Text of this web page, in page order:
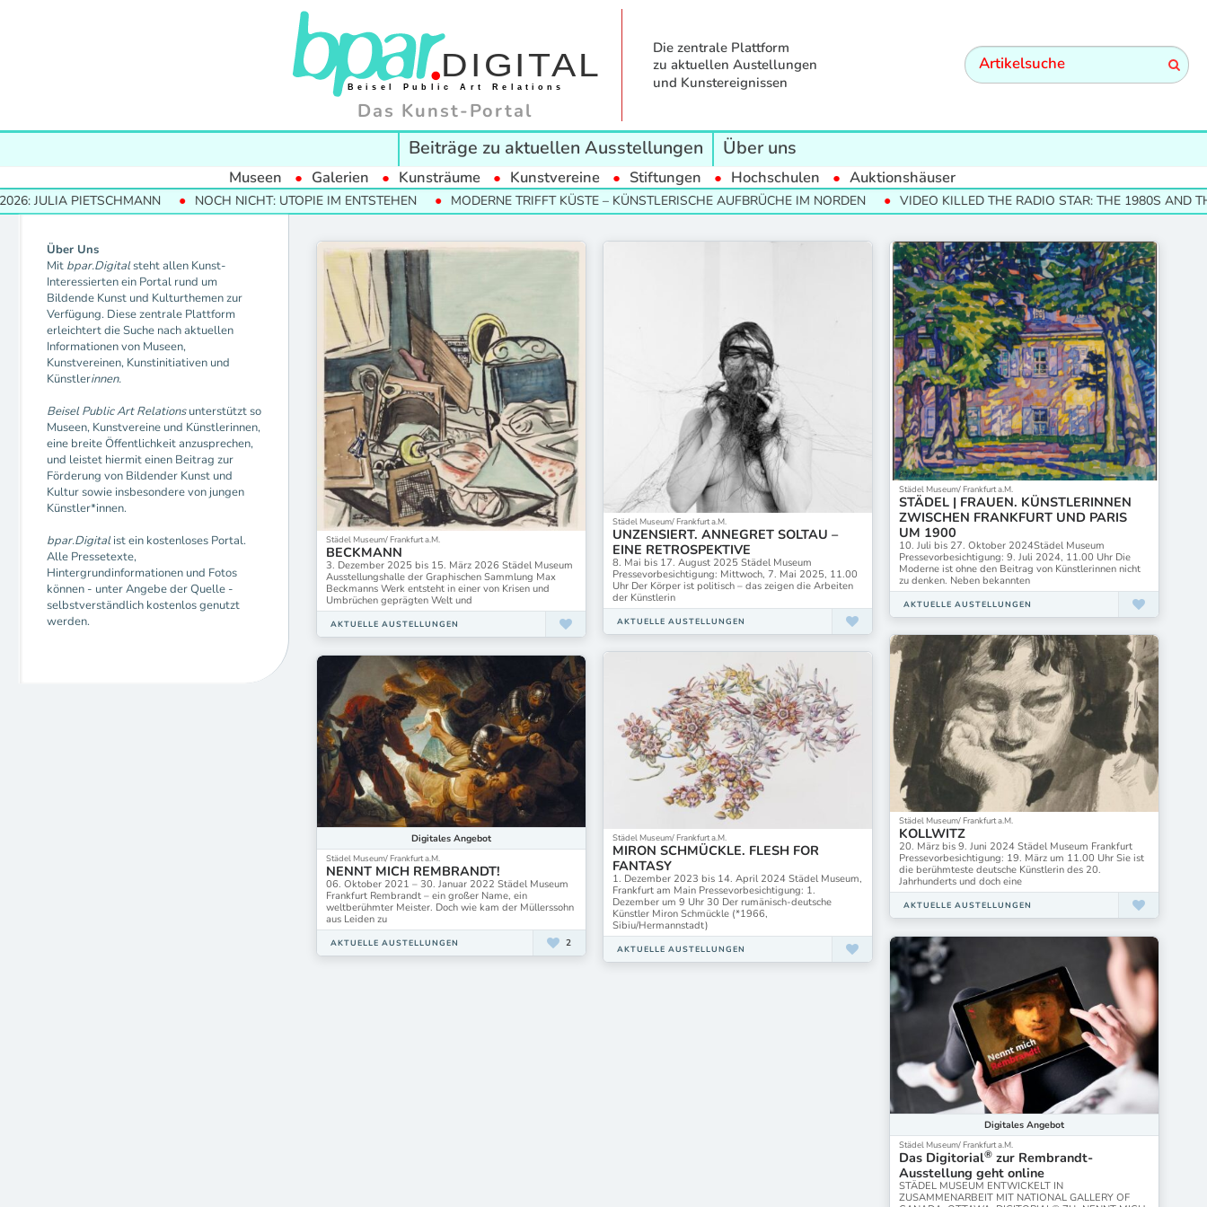
Das Kunst-Portal
Die zentrale Plattform
zu aktuellen Austellungen
und Kunstereignissen
Beiträge zu aktuellen Ausstellungen Über uns
Museen Galerien Kunsträume Kunstvereine Stiftungen Hochschulen Auktionshäuser
PIETSCHMANN NOCH NICHT: UTOPIE IM ENTSTEHEN MODERNE TRIFFT KÜSTE – KÜNSTLERISCHE AUFBRÜCHE IM NORDEN VIDEO KILLED THE RADIO STAR: THE 1980S AND THEIR
Über Uns
Mit bpar.Digitalsteht allen Kunst-
Interessierten ein Portal rund um
Bildende Kunst und Kulturthemen zur
Verfügung. Diese zentrale Plattform
erleichtert die Suche nach aktuellen
Informationen von Museen,
Kunstvereinen, Kunstinitiativen und
Künstlerinnen.
Beisel Public Art Relationsunterstützt so
Museen, Kunstvereine und Künstlerinnen,
eine breite Öffentlichkeit anzusprechen,
und leistet hiermit einen Beitrag zur
Förderung von Bildender Kunst und
Kultur sowie insbesondere von jungen
Künstler*innen.
bpar.Digitalist ein kostenloses Portal.
Alle Pressetexte,
Hintergrundinformationen und Fotos
können - unter Angebe der Quelle -
selbstverständlich kostenlos genutzt
werden.
Städel Museum/ Frankfurt a.M.
BECKMANN
3. Dezember 2025 bis 15. März 2026 Städel Museum
Ausstellungshalle der Graphischen Sammlung Max
Beckmanns Werk entsteht in einer von Krisen und
Umbrüchen geprägten Welt und
AKTUELLE AUSTELLUNGEN
Städel Museum/ Frankfurt a.M.
UNZENSIERT. ANNEGRET SOLTAU –
EINE RETROSPEKTIVE
8. Mai bis 17. August 2025 Städel Museum
Pressevorbesichtigung: Mittwoch, 7. Mai 2025, 11.00
Uhr Der Körper ist politisch – das zeigen die Arbeiten
der Künstlerin
AKTUELLE AUSTELLUNGEN
Städel Museum/ Frankfurt a.M.
STÄDEL | FRAUEN. KÜNSTLERINNEN
ZWISCHEN FRANKFURT UND PARIS
UM 1900
10. Juli bis 27. Oktober 2024Städel Museum
Pressevorbesichtigung: 9. Juli 2024, 11.00 Uhr Die
Moderne ist ohne den Beitrag von Künstlerinnen nicht
zu denken. Neben bekannten
AKTUELLE AUSTELLUNGEN
Städel Museum/ Frankfurt a.M.
KOLLWITZ
20. März bis 9. Juni 2024 Städel Museum Frankfurt
Pressevorbesichtigung: 19. März um 11.00 Uhr Sie ist
die berühmteste deutsche Künstlerin des 20.
Jahrhunderts und doch eine
AKTUELLE AUSTELLUNGEN
Städel Museum/ Frankfurt a.M.
MIRON SCHMÜCKLE. FLESH FOR
FANTASY
1. Dezember 2023 bis 14. April 2024 Städel Museum,
Frankfurt am Main Pressevorbesichtigung: 1.
Dezember um 9 Uhr 30 Der rumänisch-deutsche
Künstler Miron Schmückle (*1966,
Sibiu/Hermannstadt)
AKTUELLE AUSTELLUNGEN
Digitales Angebot
Städel Museum/ Frankfurt a.M.
NENNT MICH REMBRANDT!
06. Oktober 2021 – 30. Januar 2022 Städel Museum
Frankfurt Rembrandt – ein großer Name, ein
weltberühmter Meister. Doch wie kam der Müllerssohn
aus Leiden zu
AKTUELLE AUSTELLUNGEN 2
Digitales Angebot
Städel Museum/ Frankfurt a.M.
Das Digitorial® zur Rembrandt-
Ausstellung geht online
STÄDEL MUSEUM ENTWICKELT IN
ZUSAMMENARBEIT MIT NATIONAL GALLERY OF